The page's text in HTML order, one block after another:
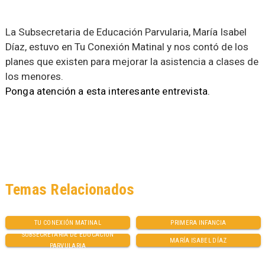
La Subsecretaria de Educación Parvularia, María Isabel
Díaz, estuvo en Tu Conexión Matinal y nos contó de los
planes que existen para mejorar la asistencia a clases de
los menores.
Ponga atención a esta interesante entrevista.
TU CONEXIÓN MATINAL
PRIMERA INFANCIA
SUBSECRETARIA DE EDUCACIÓN
PARVULARIA
MARÍA ISABEL DÍAZ
Temas Relacionados